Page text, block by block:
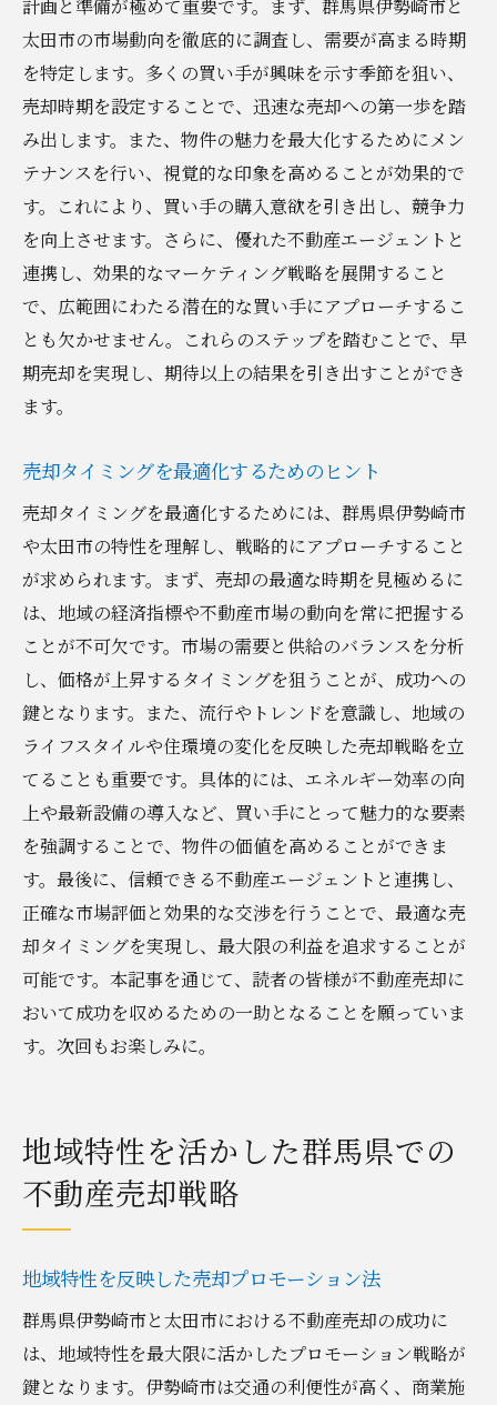
計画と準備が極めて重要です。まず、群馬県伊勢崎市と
太田市の市場動向を徹底的に調査し、需要が高まる時期
を特定します。多くの買い手が興味を示す季節を狙い、
売却時期を設定することで、迅速な売却への第一歩を踏
み出します。また、物件の魅力を最大化するためにメン
テナンスを行い、視覚的な印象を高めることが効果的で
す。これにより、買い手の購入意欲を引き出し、競争力
を向上させます。さらに、優れた不動産エージェントと
連携し、効果的なマーケティング戦略を展開すること
で、広範囲にわたる潜在的な買い手にアプローチするこ
とも欠かせません。これらのステップを踏むことで、早
期売却を実現し、期待以上の結果を引き出すことができ
ます。
売却タイミングを最適化するためのヒント
売却タイミングを最適化するためには、群馬県伊勢崎市
や太田市の特性を理解し、戦略的にアプローチすること
が求められます。まず、売却の最適な時期を見極めるに
は、地域の経済指標や不動産市場の動向を常に把握する
ことが不可欠です。市場の需要と供給のバランスを分析
し、価格が上昇するタイミングを狙うことが、成功への
鍵となります。また、流行やトレンドを意識し、地域の
ライフスタイルや住環境の変化を反映した売却戦略を立
てることも重要です。具体的には、エネルギー効率の向
上や最新設備の導入など、買い手にとって魅力的な要素
を強調することで、物件の価値を高めることができま
す。最後に、信頼できる不動産エージェントと連携し、
正確な市場評価と効果的な交渉を行うことで、最適な売
却タイミングを実現し、最大限の利益を追求することが
可能です。本記事を通じて、読者の皆様が不動産売却に
おいて成功を収めるための一助となることを願っていま
す。次回もお楽しみに。
地域特性を活かした群馬県での
不動産売却戦略
地域特性を反映した売却プロモーション法
群馬県伊勢崎市と太田市における不動産売却の成功に
は、地域特性を最大限に活かしたプロモーション戦略が
鍵となります。伊勢崎市は交通の利便性が高く、商業施